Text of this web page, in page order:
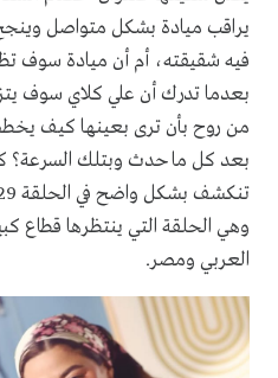
يراقب ميادة بشكل متواصل وينجح
فيه شقيقته، أم أن ميادة سوف
بعدما تدرك أن علي كلاي سوف
من روح بأن ترى بعينها كيف
بعد كل ما حدث وبتلك
وهي الحلقة التي ينتظرها قطاع
العربي ومصر.